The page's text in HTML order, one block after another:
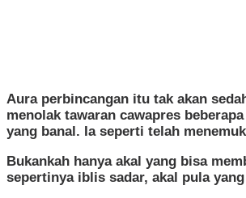
Aura perbincangan itu tak akan
menolak tawaran cawapres
yang banal. Ia seperti telah
Bukankah hanya akal yang bisa
sepertinya iblis sadar, akal pula